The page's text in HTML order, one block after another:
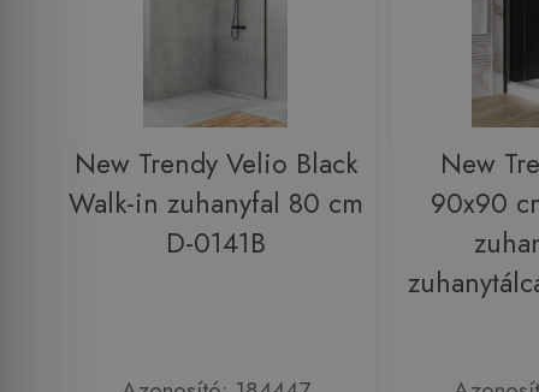
New Trendy Velio Black
Walk-in zuhanyfal 80 cm
D-0141B
New
90x90